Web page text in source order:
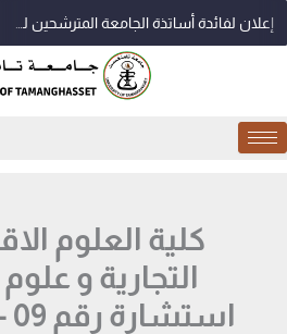
إلى
كلية العلوم
التجارية و